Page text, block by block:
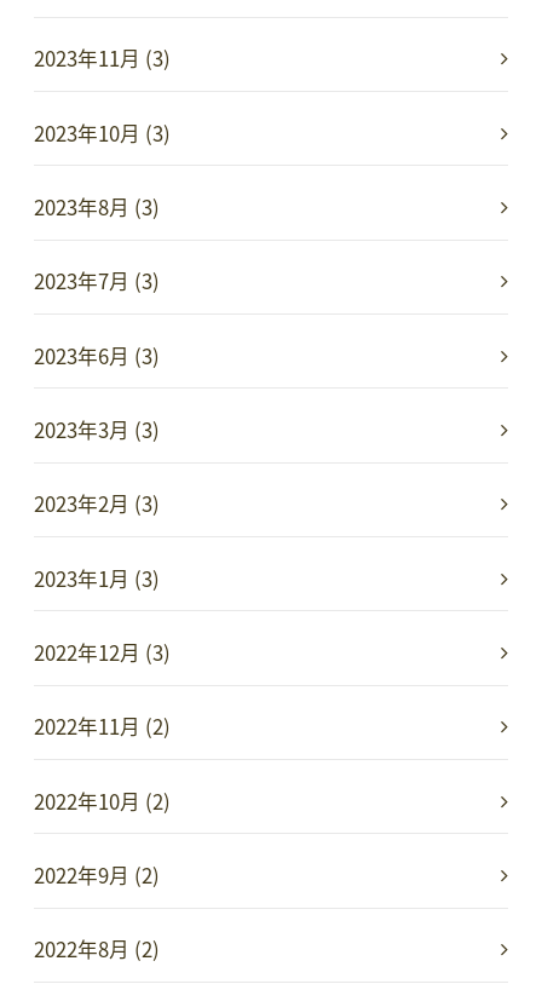
2023年11月 (3)
2023年10月 (3)
2023年8月 (3)
2023年7月 (3)
2023年6月 (3)
2023年3月 (3)
2023年2月 (3)
2023年1月 (3)
2022年12月 (3)
2022年11月 (2)
2022年10月 (2)
2022年9月 (2)
2022年8月 (2)